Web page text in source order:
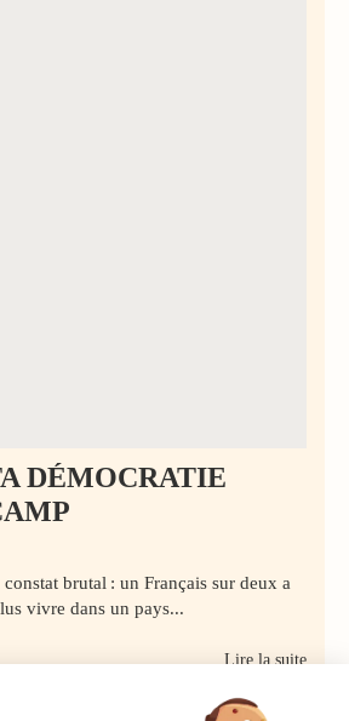
DÉMOCRATIE
brutal : un Français sur deux a
vivre dans un pays...
Lire la suite